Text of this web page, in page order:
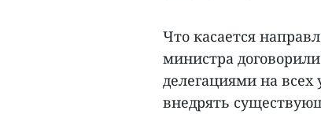
Что касается
министра
делегациями на
внедрять